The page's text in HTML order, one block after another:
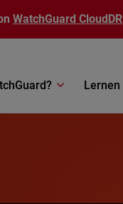
WatchGuard CloudDR
Lernen